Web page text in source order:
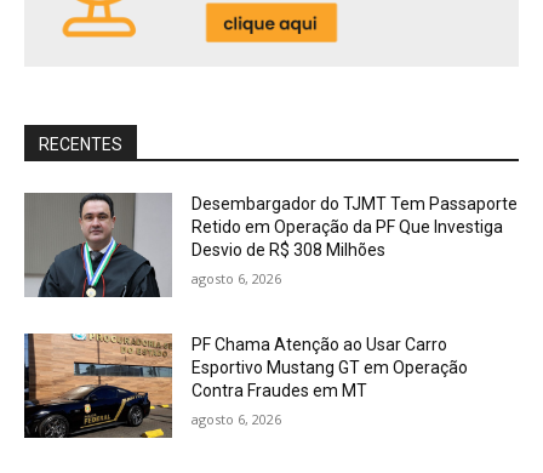
RECENTES
Desembargador do TJMT Tem Passaporte
Retido em Operação da PF Que Investiga
Desvio de R$ 308 Milhões
agosto 6, 2026
PF Chama Atenção ao Usar Carro
Esportivo Mustang GT em Operação
Contra Fraudes em MT
agosto 6, 2026